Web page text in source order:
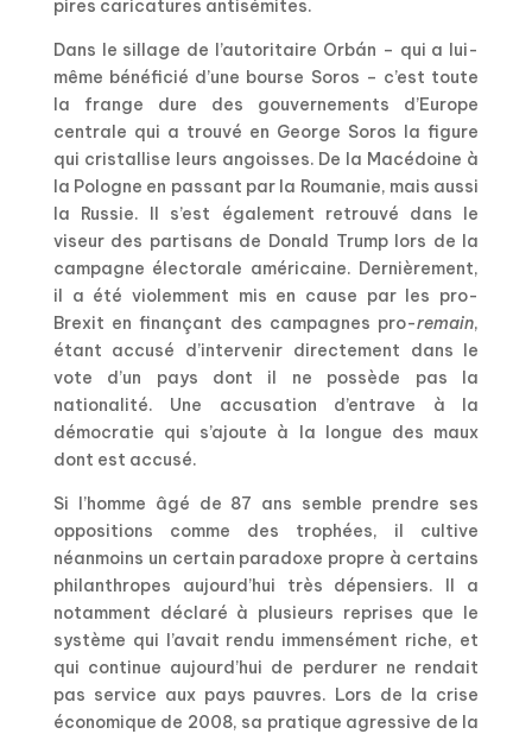
pires caricatures antisémites.
Dans le sillage de l’autoritaire Orbán – qui a lui-
même bénéficié d’une bourse Soros – c’est toute
la frange dure des gouvernements d’Europe
centrale qui a trouvé en George Soros la figure
qui cristallise leurs angoisses. De la Macédoine à
la Pologne en passant par la Roumanie, mais aussi
la Russie. Il s’est également retrouvé dans le
viseur des partisans de Donald Trump lors de la
campagne électorale américaine. Dernièrement,
il a été violemment mis en cause par les pro-
Brexit en finançant des campagnes pro-remain,
étant accusé d’intervenir directement dans le
vote d’un pays dont il ne possède pas la
nationalité. Une accusation d’entrave à la
démocratie qui s’ajoute à la longue des maux
dont est accusé.
Si l’homme âgé de 87 ans semble prendre ses
oppositions comme des trophées, il cultive
néanmoins un certain paradoxe propre à certains
philanthropes aujourd’hui très dépensiers. Il a
notamment déclaré à plusieurs reprises que le
système qui l’avait rendu immensément riche, et
qui continue aujourd’hui de perdurer ne rendait
pas service aux pays pauvres. Lors de la crise
économique de 2008, sa pratique agressive de la